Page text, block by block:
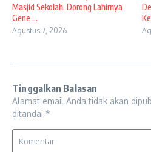
Masjid Sekolah, Dorong Lahirnya
Gene ...
Agustus 7, 2026
Tinggalkan Balasan
Alamat email Anda tidak akan
ditandai *